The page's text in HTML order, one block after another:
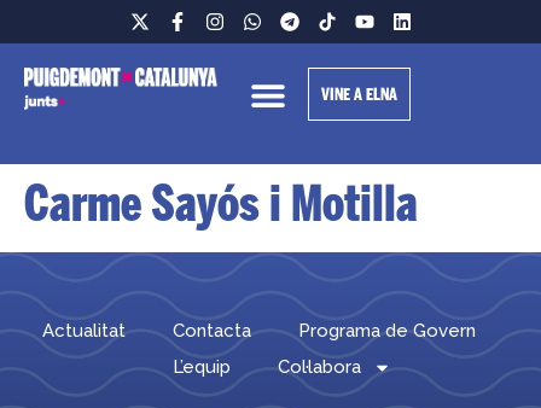
VINE A ELNA
Carme Sayós i Motilla
Actualitat Contacta
Programa de Govern
L’equip
Col·labora